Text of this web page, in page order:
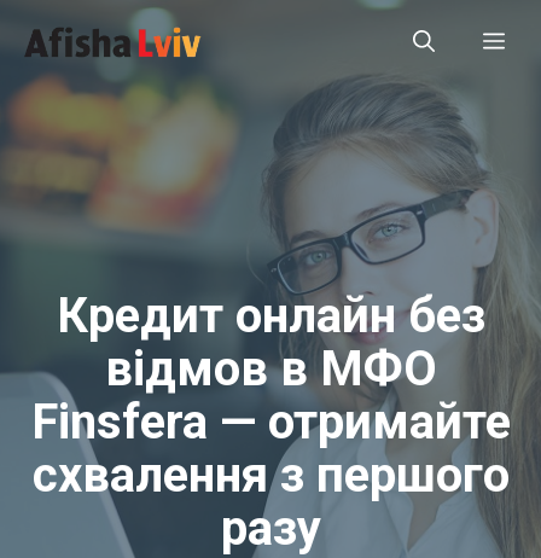
вмісту
Кредит онлайн без
відмов в МФО
Finsfera — отримайте
схвалення з першого
разу